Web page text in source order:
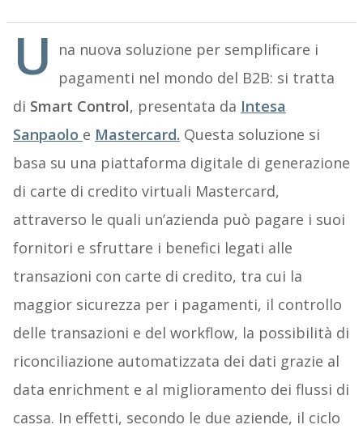
U
na nuova soluzione per semplificare i
pagamenti nel mondo del B2B: si tratta
di Smart Control, presentata da Intesa
Sanpaolo e Mastercard. Questa soluzione si
basa su una piattaforma digitale di generazione
di carte di credito virtuali Mastercard,
attraverso le quali un’azienda può pagare i suoi
fornitori e sfruttare i benefici legati alle
transazioni con carte di credito, tra cui la
maggior sicurezza per i pagamenti, il controllo
delle transazioni e del workflow, la possibilità di
riconciliazione automatizzata dei dati grazie al
data enrichment e al miglioramento dei flussi di
cassa. In effetti, secondo le due aziende, il ciclo